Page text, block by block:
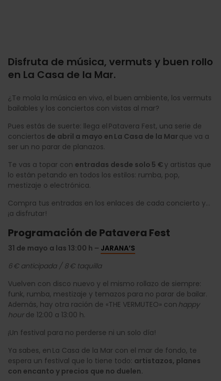
Disfruta de música, vermuts y buen rollo
en La Casa de la Mar.
¿Te mola la música en vivo, el buen ambiente, los vermuts
bailables y los conciertos con vistas al mar?
Pues estás de suerte: llega el Patavera Fest, una serie de
conciertos de abril a mayo en La Casa de la Mar que va a
ser un no parar de planazos.
Te vas a topar con entradas desde solo 5 € y artistas que
lo están petando en todos los estilos: rumba, pop,
mestizaje o electrónica.
Compra tus entradas en los enlaces de cada concierto y…
¡a disfrutar!
Programación de Patavera Fest
31 de mayo a las 13:00 h – JARANA’S
6 € anticipada / 8 € taquilla
Vuelven con disco nuevo y el mismo rollazo de siempre:
funk, rumba, mestizaje y temazos para no parar de bailar.
Además, hay otra ración de «THE VERMUTEO» con happy
hour de 12:00 a 13:00 h.
¡Un festival para no perderse ni un solo día!
Ya sabes, en La Casa de la Mar con el mar de fondo, te
espera un festival que lo tiene todo: artistazos, planes
con encanto y precios que no duelen.